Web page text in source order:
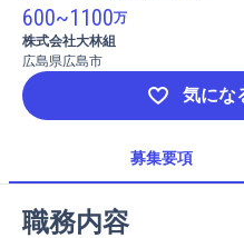
600~1100万
株式会社大林組
広島県広島市
気にな
募集要項
職務内容